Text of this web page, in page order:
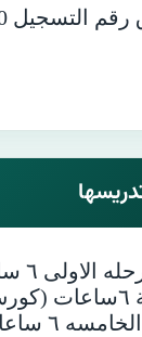
56070 في 20-6 -2021
( كورس اول)
اول)